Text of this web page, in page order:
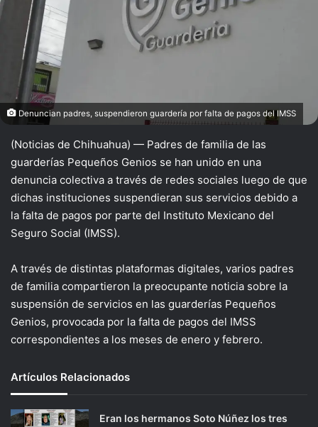
Denuncian padres, suspendieron guardería por falta de pagos del IMSS
(Noticias de Chihuahua) — Padres de familia de las
guarderías Pequeños Genios se han unido en una
denuncia colectiva a través de redes sociales luego de que
dichas instituciones suspendieran sus servicios debido a
la falta de pagos por parte del Instituto Mexicano del
Seguro Social (IMSS).
A través de distintas plataformas digitales, varios padres
de familia compartieron la preocupante noticia sobre la
suspensión de servicios en las guarderías Pequeños
Genios, provocada por la falta de pagos del IMSS
correspondientes a los meses de enero y febrero.
Artículos Relacionados
Eran los hermanos Soto Núñez los tres